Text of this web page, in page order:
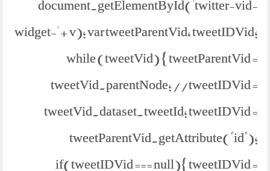
document.getElementById('twitter-vid-
widget-' + v); var tweetParentVid, tweetIDVid;
while (tweetVid) { tweetParentVid =
tweetVid.parentNode; //tweetIDVid =
tweetVid.dataset.tweetId; tweetIDVid =
tweetParentVid.getAttribute("id");
if(tweetIDVid === null){ tweetIDVid =